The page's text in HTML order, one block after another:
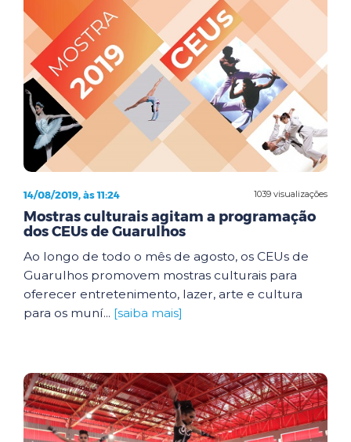
1039 visualizações
14/08/2019, às 11:24
Mostras culturais agitam a programação
dos CEUs de Guarulhos
Ao longo de todo o mês de agosto, os CEUs de
Guarulhos promovem mostras culturais para
oferecer entretenimento, lazer, arte e cultura
para os muní... [saiba mais]